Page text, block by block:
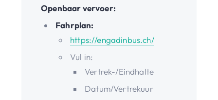
Openbaar vervoer:
Fahrplan:
https://engadinbus.ch/
Vul in:
Vertrek-/Eindhalte
Datum/Vertrekuur